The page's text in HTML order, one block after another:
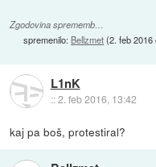
Zgodovina sprememb…
spremenilo: Bellzmet(2. feb 2016
L1nK
::2. feb 2016, 13:42
kaj pa boš, protestiral?